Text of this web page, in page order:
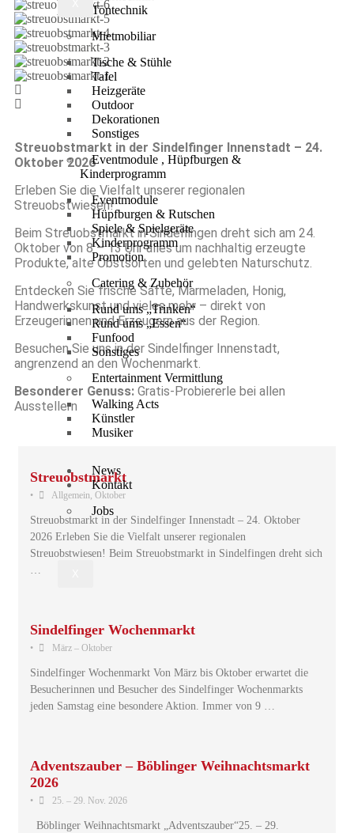
Tontechnik
Mietmobiliar
Tische & Stühle
Tafel
Heizgeräte
Outdoor
Dekorationen
Sonstiges
Eventmodule , Hüpfburgen &
Kinderprogramm
Eventmodule
Hüpfburgen & Rutschen
Spiele & Spielgeräte
Kinderprogramm
Promotion
Catering & Zubehör
Rund ums „Trinken“
Rund ums „Essen“
Funfood
Sonstiges
Entertainment Vermittlung
Walking Acts
Künstler
Musiker
News
Kontakt
Jobs
Streuobstmarkt in der Sindelfinger Innenstadt – 24.
Oktober 2026
Erleben Sie die Vielfalt unserer regionalen
Streuobstwiesen!
Beim Streuobstmarkt in Sindelfingen dreht sich am 24.
Oktober von 8 – 13 Uhr alles um nachhaltig erzeugte
Produkte, alte Obstsorten und gelebten Naturschutz.
Entdecken Sie frische Säfte, Marmeladen, Honig,
Handwerkskunst und vieles mehr – direkt von
Erzeugerinnen und Erzeugern aus der Region.
Besuchen Sie uns in der Sindelfinger Innenstadt,
angrenzend an den Wochenmarkt.
Besonderer Genuss: Gratis-Probiererle bei allen
Ausstellern
Streuobstmarkt
• Allgemein, Oktober
Streuobstmarkt in der Sindelfinger Innenstadt – 24. Oktober
2026 Erleben Sie die Vielfalt unserer regionalen
Streuobstwiesen! Beim Streuobstmarkt in Sindelfingen dreht sich
…
Sindelfinger Wochenmarkt
• März – Oktober
Sindelfinger Wochenmarkt Von März bis Oktober erwartet die
Besucherinnen und Besucher des Sindelfinger Wochenmarkts
jeden Samstag eine besondere Aktion. Immer von 9 …
Adventszauber – Böblinger Weihnachtsmarkt
2026
• 25. – 29. Nov. 2026
Böblinger Weihnachtsmarkt „Adventszauber“25. – 29.